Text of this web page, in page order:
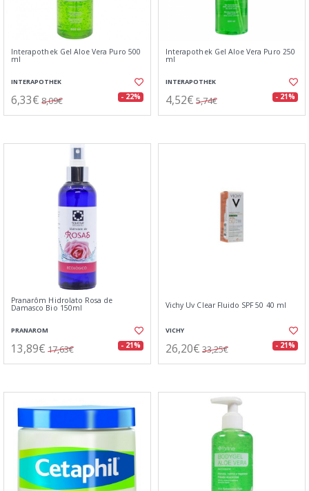
Interapothek Gel Aloe Vera Puro 500
ml
INTERAPOTHEK
6,33€ 8,09€ - 22%
Interapothek Gel Aloe Vera Puro 250
ml
INTERAPOTHEK
4,52€ 5,74€ - 21%
Pranarôm Hidrolato Rosa de
Damasco Bio 150ml
PRANAROM
13,89€ 17,63€ - 21%
Vichy Uv Clear Fluido SPF 50 40 ml
VICHY
26,20€ 33,25€ - 21%